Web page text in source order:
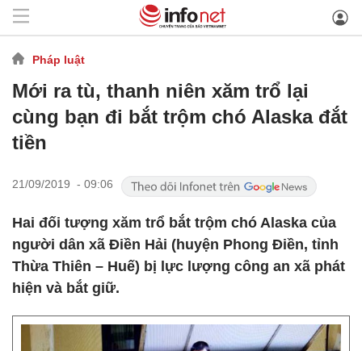
Pháp luật
Mới ra tù, thanh niên xăm trổ lại
cùng bạn đi bắt trộm chó Alaska đắt
tiền
21/09/2019 - 09:06
Hai đối tượng xăm trổ bắt trộm chó Alaska của
người dân xã Điền Hải (huyện Phong Điền, tỉnh
Thừa Thiên – Huế) bị lực lượng công an xã phát
hiện và bắt giữ.